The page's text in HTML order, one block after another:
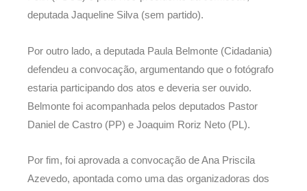
deputada Jaqueline Silva (sem partido).
Por outro lado, a deputada Paula Belmonte (Cidadania)
defendeu a convocação, argumentando que o fotógrafo
estaria participando dos atos e deveria ser ouvido.
Belmonte foi acompanhada pelos deputados Pastor
Daniel de Castro (PP) e Joaquim Roriz Neto (PL).
Por fim, foi aprovada a convocação de Ana Priscila
Azevedo, apontada como uma das organizadoras dos